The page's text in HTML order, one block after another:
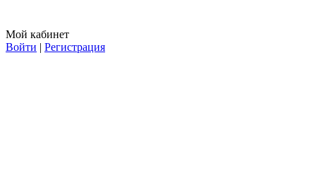
Мой кабинет
Войти | Регистрация